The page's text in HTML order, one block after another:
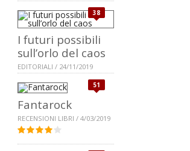
38
I futuri possibili
sull’orlo del caos
EDITORIALI / 24/11/2019
51
Fantarock
RECENSIONI LIBRI / 4/03/2019